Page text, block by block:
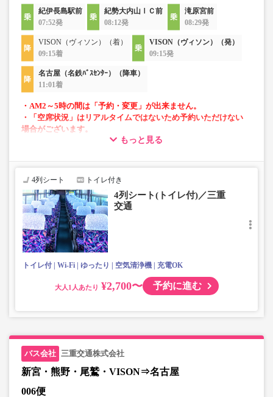
紀伊長島駅前
07:52発
紀勢大内山ⅠＣ前
08:12発
滝原宮前
08:29発
VISON（ヴィソン）（着）
09:15着
VISON（ヴィソン）（発）
09:15発
名古屋（名鉄ﾊﾞｽｾﾝﾀｰ）（降車）
11:01着
・AM2～5時の間は「予約・変更」が出来ません。
・「空席状況」はリアルタイムではないため予約いただけない
場合がございます。
・長時間の移動でも安心の車内トイレあり
・全席USBポート付き
・車内を常時換気、車内を清掃、除菌
もっと見る
4列シート トイレ付き
4列シート(トイレ付)／三重
交通
トイレ付 Wi-Fi ゆったり 空気清浄機 充電OK
大人 ¥2,700〜 予約に進む
三重交通株式会社
新宮・熊野・尾鷲・VISON⇒名古屋
006便